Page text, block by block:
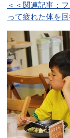
＜＜関連記事：
って疲れた体を